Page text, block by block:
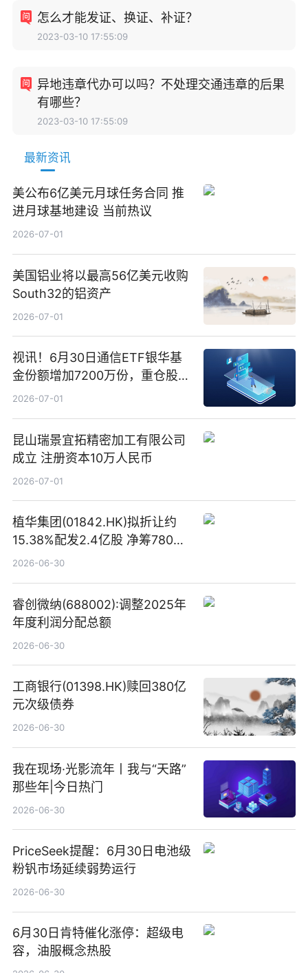
怎么才能发证、换证、补证？
2023-03-10 17:55:09
异地违章代办可以吗？不处理交通违章的后果
有哪些？
2023-03-10 17:55:09
最新资讯
美公布6亿美元月球任务合同 推
进月球基地建设 当前热议
2026-07-01
美国铝业将以最高56亿美元收购
South32的铝资产
2026-07-01
视讯！6月30日通信ETF银华基
金份额增加7200万份，重仓股新
易盛、中际旭创、立讯精密
2026-07-01
昆山瑞景宜拓精密加工有限公司
成立 注册资本10万人民币
2026-07-01
植华集团(01842.HK)拟折让约
15.38%配发2.4亿股 净筹780万
港元
2026-06-30
睿创微纳(688002):调整2025年
年度利润分配总额
2026-06-30
工商银行(01398.HK)赎回380亿
元次级债券
2026-06-30
我在现场·光影流年丨我与“天路”
那些年|今日热门
2026-06-30
PriceSeek提醒：6月30日电池级
粉钒市场延续弱势运行
2026-06-30
6月30日肯特催化涨停：超级电
容，油服概念热股